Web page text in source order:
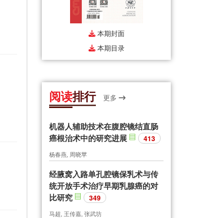
本期封面
本期目录
阅读排行 更多
机器人辅助技术在腹腔镜结直肠
癌根治术中的研究进展
413
杨春燕, 周晓苹
经腋窝入路单孔腔镜保乳术与传
统开放手术治疗早期乳腺癌的对
比研究
349
马超, 王传嘉, 张武坊